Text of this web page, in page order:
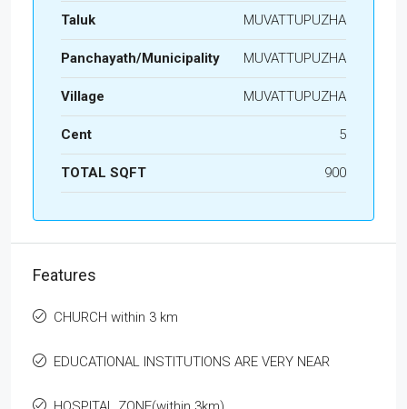
Taluk MUVATTUPUZHA
Panchayath/Municipality MUVATTUPUZHA
Village MUVATTUPUZHA
Cent 5
TOTAL SQFT 900
Features
CHURCH within 3 km
EDUCATIONAL INSTITUTIONS ARE VERY NEAR